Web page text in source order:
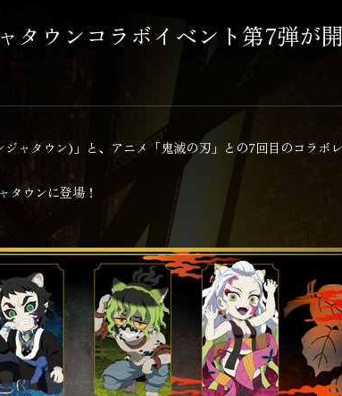
タウンコラボイベント第7弾が
ャタウン)」と、アニメ「鬼滅の刃」との7回目のコラボ
タウンに登場！